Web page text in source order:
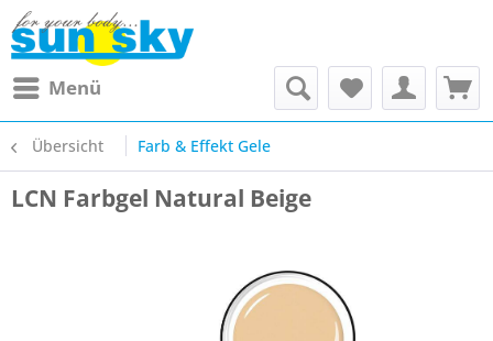
Menü
Übersicht Farb & Effekt Gele
LCN Farbgel Natural Beige